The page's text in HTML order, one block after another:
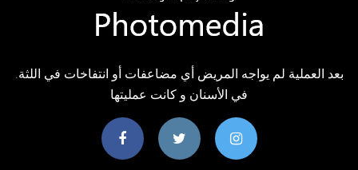
بعد العملية لم يواجه المريض أي مضاعفات أو انتفاخات في اللثة.
في الأسنان و كانت عمليتها